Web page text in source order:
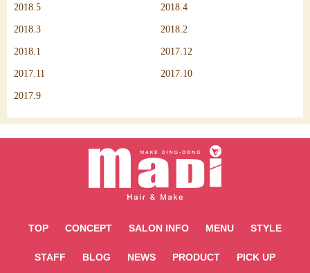
2018.5 2018.4
2018.3 2018.2
2018.1 2017.12
2017.11 2017.10
2017.9
TOP CONCEPT SALON INFO MENU STYLE
STAFF BLOG NEWS PRODUCT PICK UP